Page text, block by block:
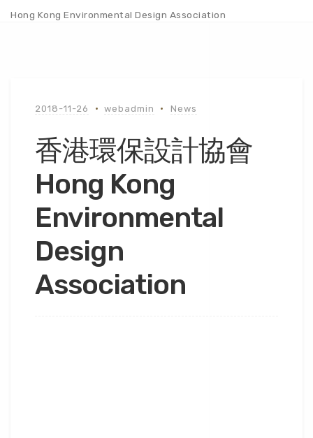
Hong Kong Environmental Design Association
2018-11-26 webadmin News
香港環保設計協會
Hong Kong
Environmental
Design
Association